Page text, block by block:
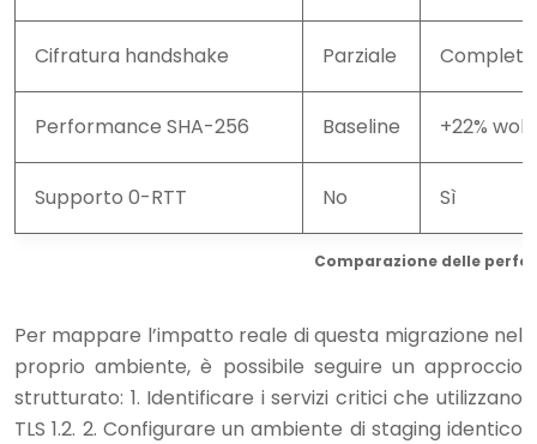
Comparazione delle
Cifratura handshake Parziale
Performance SHA-256 Baseline +22%
Supporto 0-RTT No Sì
Per mappare l’impatto reale di questa migrazione nel
proprio ambiente, è possibile seguire un approccio
strutturato: 1. Identificare i servizi critici che utilizzano
TLS 1.2. 2. Configurare un ambiente di staging identico